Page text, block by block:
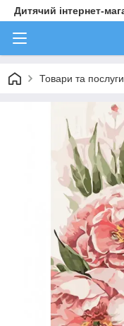
Дитячий інтернет-
Товари та послуги